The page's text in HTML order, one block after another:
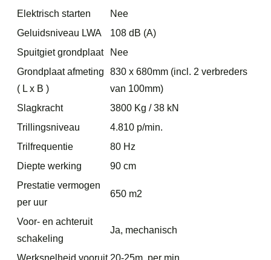
Elektrisch starten
Nee
Geluidsniveau LWA
108 dB (A)
Spuitgiet grondplaat
Nee
Grondplaat afmeting
( L x B )
830 x 680mm (incl. 2 verbreders
van 100mm)
Slagkracht
3800 Kg / 38 kN
Trillingsniveau
4.810 p/min.
Trilfrequentie
80 Hz
Diepte werking
90 cm
Prestatie vermogen
per uur
650 m2
Voor- en achteruit
schakeling
Ja, mechanisch
Werksnelheid vooruit 20-25m. per min.